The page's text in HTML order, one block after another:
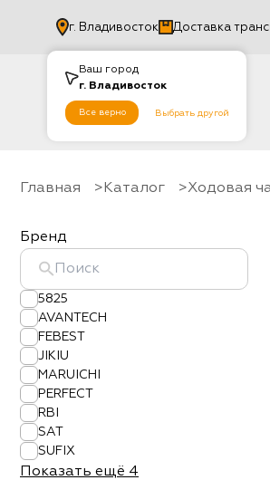
Ваш город
г. Владивосток
Все верно Выбрать другой
г. Владивосток Доставка
Главная Каталог Ходовая
Бренд
5825
AVANTECH
FEBEST
JIKIU
MARUICHI
PERFECT
RBI
SAT
SUFIX
Показать ещё 4